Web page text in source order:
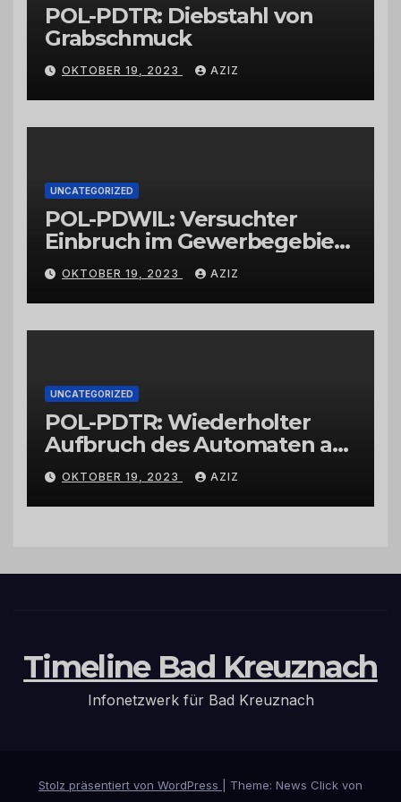
POL-PDTR: Diebstahl von
Grabschmuck
OKTOBER 19, 2023 AZIZ
UNCATEGORIZED
POL-PDWIL: Versuchter
Einbruch im Gewerbegebiet
Wittlich
OKTOBER 19, 2023 AZIZ
UNCATEGORIZED
POL-PDTR: Wiederholter
Aufbruch des Automaten am
Wohnmobilstellplatz in
Hermeskeil am Labachweg
OKTOBER 19, 2023 AZIZ
Timeline Bad Kreuznach
Infonetzwerk für Bad Kreuznach
Stolz präsentiert von WordPress
Theme: News Click von